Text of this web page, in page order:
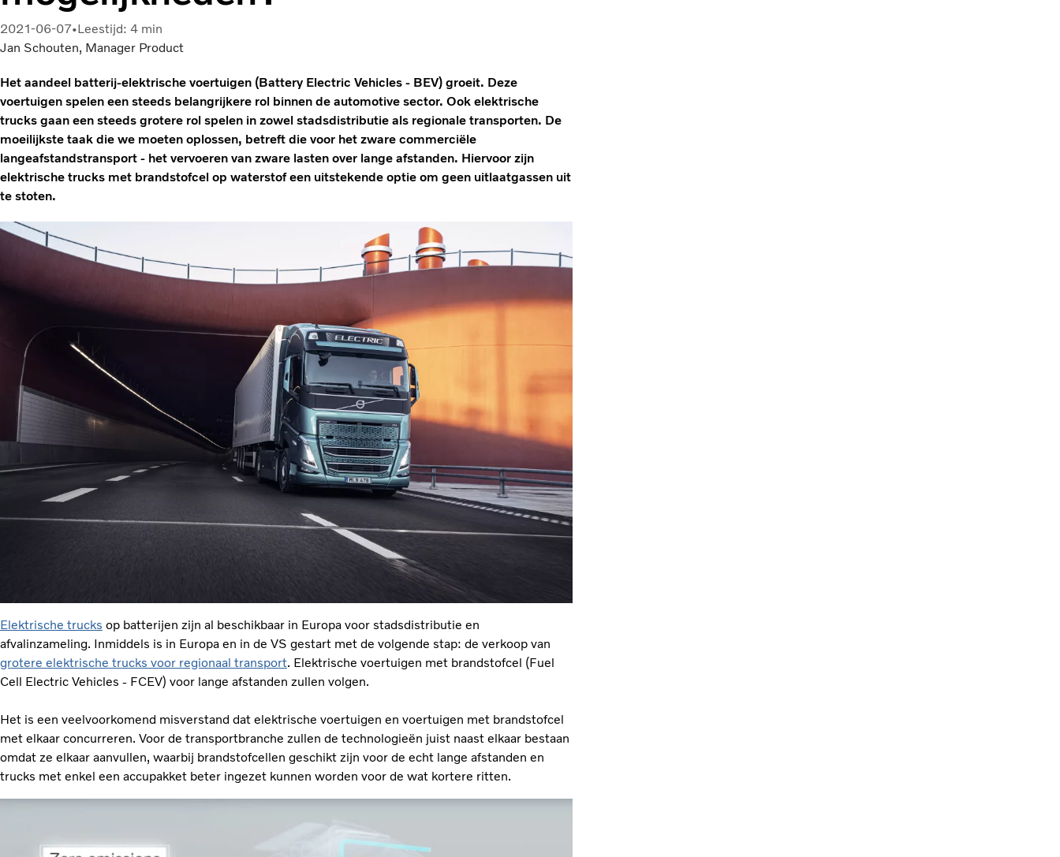
2021-06-07 Leestijd: 4 min
Jan Schouten, Manager Product
Het aandeel batterij-elektrische voertuigen (Battery Electric Vehicles - BEV) groeit. Deze
voertuigen spelen een steeds belangrijkere rol binnen de automotive sector. Ook elektrische
trucks gaan een steeds grotere rol spelen in zowel stadsdistributie als regionale transporten. De
moeilijkste taak die we moeten oplossen, betreft die voor het zware commerciële
langeafstandstransport - het vervoeren van zware lasten over lange afstanden. Hiervoor zijn
elektrische trucks met brandstofcel op waterstof een uitstekende optie om geen uitlaatgassen uit
te stoten.
Elektrische trucks op batterijen zijn al beschikbaar in Europa voor stadsdistributie en
afvalinzameling. Inmiddels is in Europa en in de VS gestart met de volgende stap: de verkoop van
grotere elektrische trucks voor regionaal transport. Elektrische voertuigen met brandstofcel (Fuel
Cell Electric Vehicles - FCEV) voor lange afstanden zullen volgen.
Het is een veelvoorkomend misverstand dat elektrische voertuigen en voertuigen met brandstofcel
met elkaar concurreren. Voor de transportbranche zullen de technologieën juist naast elkaar bestaan
omdat ze elkaar aanvullen, waarbij brandstofcellen geschikt zijn voor de echt lange afstanden en
trucks met enkel een accupakket beter ingezet kunnen worden voor de wat kortere ritten.